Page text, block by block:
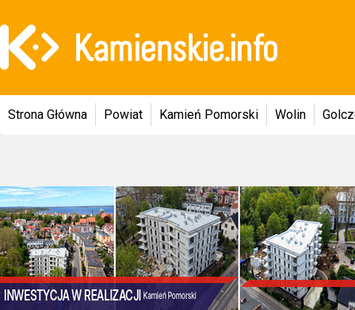
Strona Główna Powiat Kamień Pomorski Wolin